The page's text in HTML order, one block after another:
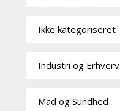
Ikke kategoriseret
Industri og Erhverv
Mad og Sundhed